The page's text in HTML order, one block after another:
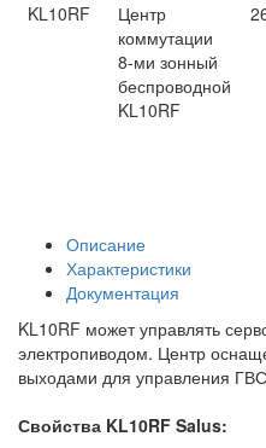
KL10RF
Центр
коммутации
8-ми зонный
беспроводной
KL10RF
Описание
Характеристики
Документация
KL10RF может управлять
электропиводом. Центр
выходами для управления
Свойства KL10RF Salus: